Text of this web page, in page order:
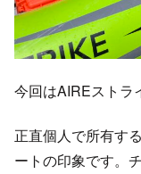
今回はAIREストラ
正直個人で所有す
ートの印象です。